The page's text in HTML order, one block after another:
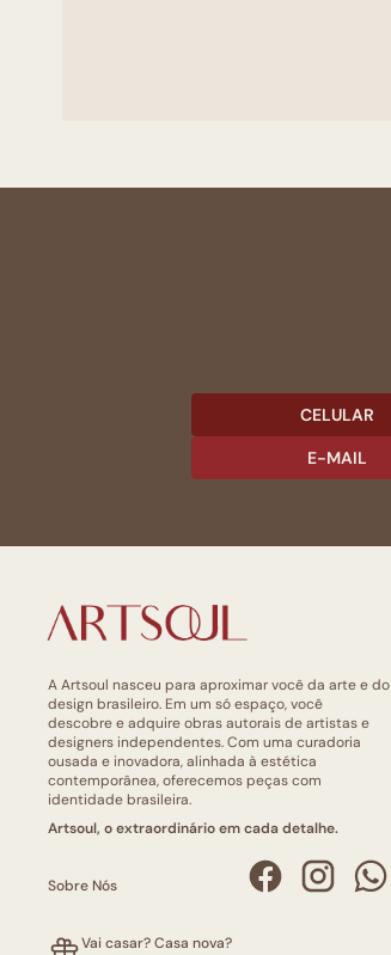
CELULAR
E-MAIL
A Artsoul nasceu para aproximar você da arte e do
design brasileiro. Em um só espaço, você
descobre e adquire obras autorais de artistas e
designers independentes. Com uma curadoria
ousada e inovadora, alinhada à estética
contemporânea, oferecemos peças com
identidade brasileira.
Artsoul, o extraordinário em cada detalhe.
Sobre Nós
Vai casar? Casa nova?